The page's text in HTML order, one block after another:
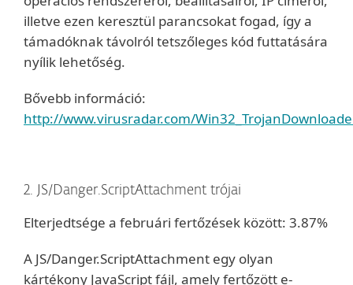
illetve ezen keresztül parancsokat fogad, így a
támadóknak távolról tetszőleges kód futtatására
nyílik lehetőség.
Bővebb információ:
http://www.virusradar.com/
2. JS/Danger.ScriptAttachment trójai
Elterjedtsége a februári fertőzések között: 3.87%
A JS/Danger.ScriptAttachment egy olyan
kártékony JavaScript fájl, amely fertőzött e-